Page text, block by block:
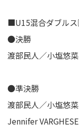
■U15混合ダブル
●決勝
渡部民人／小塩悠
●準決勝
渡部民人／小塩悠
Jennifer VARGHESE